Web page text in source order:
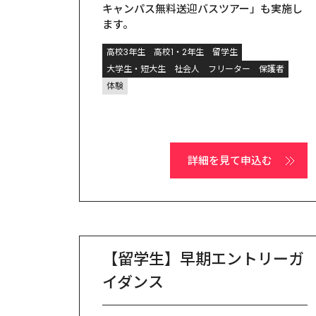
キャンパス無料送迎バスツアー」も実施し
ます。
高校3年生 高校1・2年生
留学生
大学生・短大生
社会人 フリーター
保護者
体験
詳細を見て申込む
【留学生】早期エントリーガ
イダンス